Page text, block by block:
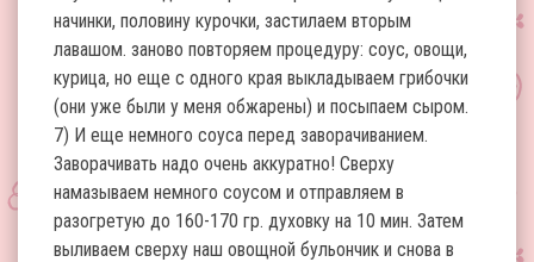
начинки, половину курочки, застилаем вторым
лавашом. заново повторяем процедуру: соус, овощи,
курица, но еще с одного края выкладываем грибочки
(они уже были у меня обжарены) и посыпаем сыром.
7) И еще немного соуса перед заворачиванием.
Заворачивать надо очень аккуратно! Сверху
намазываем немного соусом и отправляем в
разогретую до 160-170 гр. духовку на 10 мин. Затем
выливаем сверху наш овощной бульончик и снова в